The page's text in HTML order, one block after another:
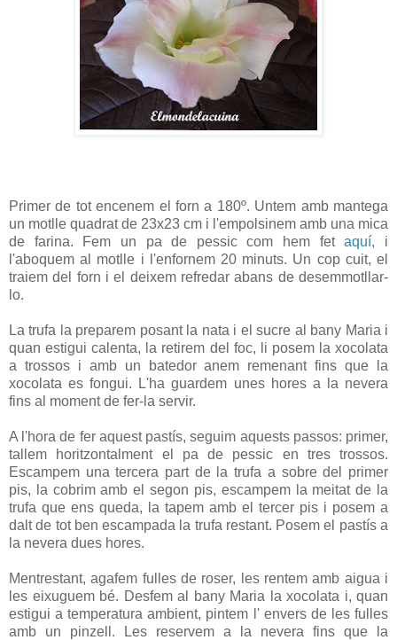
Primer de tot encenem el forn a 180º. Untem amb mantega
un motlle quadrat de 23x23 cm i l'empolsinem amb una mica
de farina. Fem un pa de pessic com hem fetaquí, i
l'aboquem al motlle i l'enfornem 20 minuts. Un cop cuit, el
traiem del forn i el deixem refredar abans de desemmotllar-
lo.
La trufa la preparem posant la nata i el sucre al bany Maria i
quan estigui calenta, la retirem del foc, li posem la xocolata
a trossos i amb un batedor anem remenant fins que la
xocolata es fongui. L'ha guardem unes hores a la nevera
fins al moment de fer-la servir.
A l'hora de fer aquest pastís, seguim aquests passos: primer,
tallem horitzontalment el pa de pessic en tres trossos.
Escampem una tercera part de la trufa a sobre del primer
pis, la cobrim amb el segon pis, escampem la meitat de la
trufa que ens queda, la tapem amb el tercer pis i posem a
dalt de tot ben escampada la trufa restant. Posem el pastís a
la nevera dues hores.
Mentrestant, agafem fulles de roser, les rentem amb aigua i
les eixuguem bé. Desfem al bany Maria la xocolata i, quan
estigui a temperatura ambient, pintem l' envers de les fulles
amb un pinzell. Les reservem a la nevera fins que la